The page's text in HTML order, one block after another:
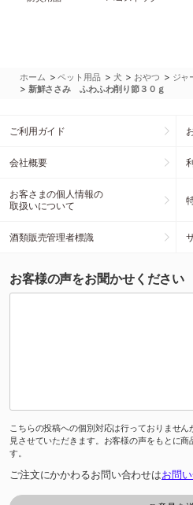
ホーム >ペット用品 > 犬 > おやつ > ジャ
> 新鮮ささみ ふわふわ削り節３０ｇ
ご利用ガイド
会社概要
お客さまの個人情報の
取扱いについて
酒類販売管理者標識
お客様の声をお聞かせください
こちらの投稿への個別対応は行っておりませ
見させていただきます。お客様の声をもとに
す。
ご注文にかかわるお問い合わせはお問